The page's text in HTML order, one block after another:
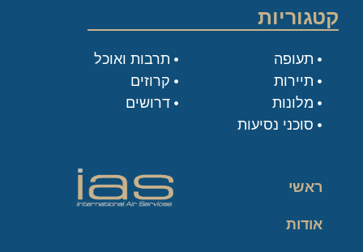
קטגוריות
תעופה
תיירות
מלונות
סוכני נסיעות
תרבות ואוכל
קרוזים
דרושים
ראשי
אודות